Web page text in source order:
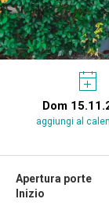
Dom
aggiungi al
Apertura porte
Inizio